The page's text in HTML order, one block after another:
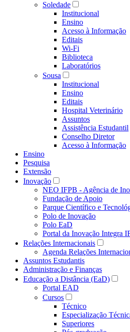
Soledade
Institucional
Ensino
Acesso à Informação
Editais
Wi-Fi
Biblioteca
Laboratórios
Sousa
Institucional
Ensino
Editais
Hospital Veterinário
Assuntos
Assistência Estudantil
Conselho Diretor
Acesso à Informação
Ensino
Pesquisa
Extensão
Inovação
NEO IFPB - Agência de
Fundação de Apoio
Parque Científico e
Polo de Inovação
Polo EaD
Portal da Inovação Integra
Relações Internacionais
Agenda Relações
Assuntos Estudantis
Administração e Finanças
Educação a Distância (EaD)
Portal EAD
Cursos
Técnico
Especialização
Superiores